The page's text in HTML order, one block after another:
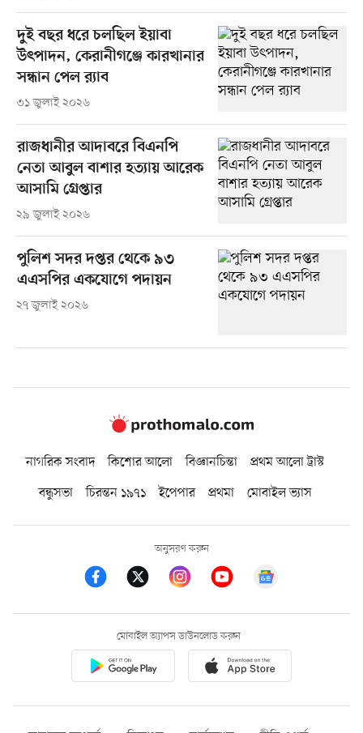
দুই বছর ধরে চলছিল ইয়াবা
উৎপাদন, কেরানীগঞ্জে কারখানার
সন্ধান পেল র‍্যাব
৩১ জুলাই ২০২৬
রাজধানীর আদাবরে বিএনপি
নেতা আবুল বাশার হত্যায় আরেক
আসামি গ্রেপ্তার
২৯ জুলাই ২০২৬
পুলিশ সদর দপ্তর থেকে ৯৩
এএসপির একযোগে পদায়ন
২৭ জুলাই ২০২৬
নাগরিক সংবাদ কিশোর আলো বিজ্ঞানচিন্তা
প্রথম আলো ট্রাস্ট
বন্ধুসভা
চিরন্তন ১৯৭১ ইপেপার প্রথমা মোবাইল ভ্যাস
অনুসরণ করুন
মোবাইল অ্যাপস ডাউনলোড করুন